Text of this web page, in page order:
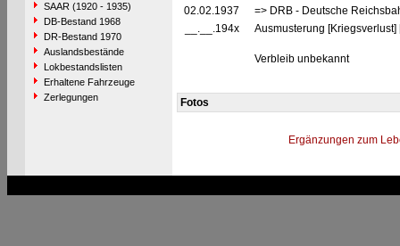
SAAR (1920 - 1935)
DB-Bestand 1968
DR-Bestand 1970
Auslandsbestände
Lokbestandslisten
Erhaltene Fahrzeuge
Zerlegungen
02.02.1937
=> DRB - Deutsche
__.__.194x
Ausmusterung
Verbleib unbekannt
Fotos
Ergänzungen zum